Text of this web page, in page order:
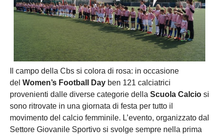
BIELLA
VERBANO-CUSIO-OSSOIA
AOSTA
Carica la tua Rosa
EVENTI
Il campo della Cbs si colora di rosa: in occasione
del Women’s Football Day ben 121 calciatrici
provenienti dalle diverse categorie della Scuola Calcio si
sono ritrovate in una giornata di festa per tutto il
movimento del calcio femminile. L’evento, organizzato dal
Settore Giovanile Sportivo si svolge sempre nella prima